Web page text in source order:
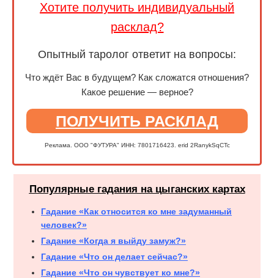
Хотите получить индивидуальный
расклад?
Опытный таролог ответит на вопросы:
Что ждёт Вас в будущем? Как сложатся отношения?
Какое решение — верное?
ПОЛУЧИТЬ РАСКЛАД
Реклама. ООО "ФУТУРА" ИНН: 7801716423. erid 2RanykSqCTc
Популярные гадания на цыганских картах
Гадание «Как относится ко мне задуманный
человек?»
Гадание «Когда я выйду замуж?»
Гадание «Что он делает сейчас?»
Гадание «Что он чувствует ко мне?»